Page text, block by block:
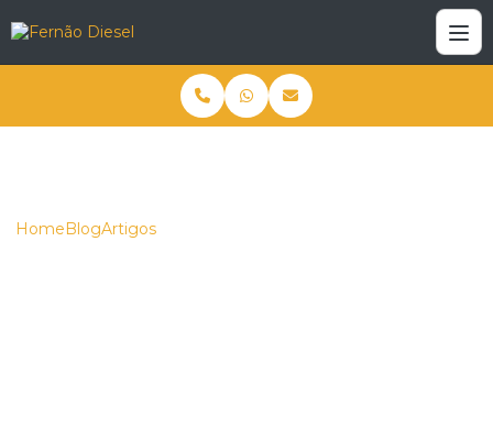
HomeBlogArtigos